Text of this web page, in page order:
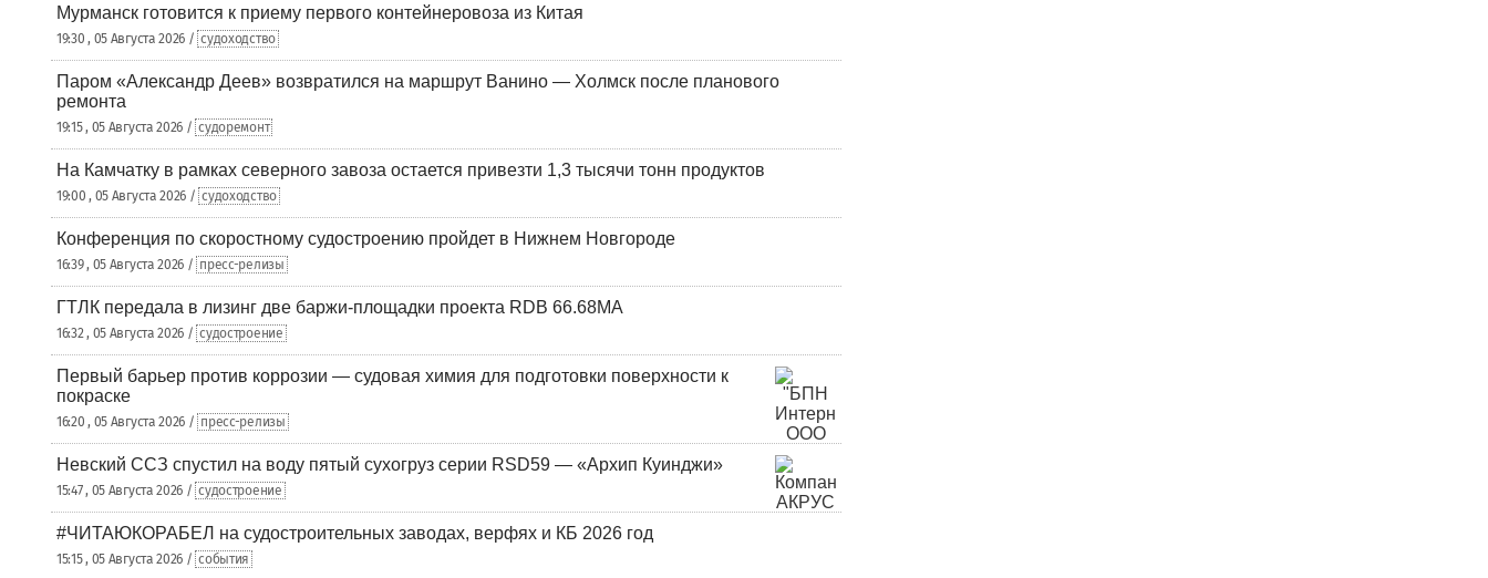
Мурманск готовится к приему первого контейнеровоза из Китая
19:30 , 05 Августа 2026 / судоходство
Паром «Александр Деев» возвратился на маршрут Ванино — Холмск после планового
ремонта
19:15 , 05 Августа 2026 / судоремонт
На Камчатку в рамках северного завоза остается привезти 1,3 тысячи тонн продуктов
19:00 , 05 Августа 2026 / судоходство
Конференция по скоростному судостроению пройдет в Нижнем Новгороде
16:39 , 05 Августа 2026 / пресс-релизы
ГТЛК передала в лизинг две баржи-площадки проекта RDB 66.68МА
16:32 , 05 Августа 2026 / судостроение
Первый барьер против коррозии — судовая химия для подготовки поверхности к
покраске
16:20 , 05 Августа 2026 / пресс-релизы
Невский ССЗ спустил на воду пятый сухогруз серии RSD59 — «Архип Куинджи»
15:47 , 05 Августа 2026 / судостроение
#ЧИТАЮКОРАБЕЛ на судостроительных заводах, верфях и КБ 2026 год
15:15 , 05 Августа 2026 / события